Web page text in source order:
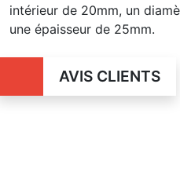
intérieur de 20mm, un
une épaisseur de 25mm.
AVIS CLIENTS